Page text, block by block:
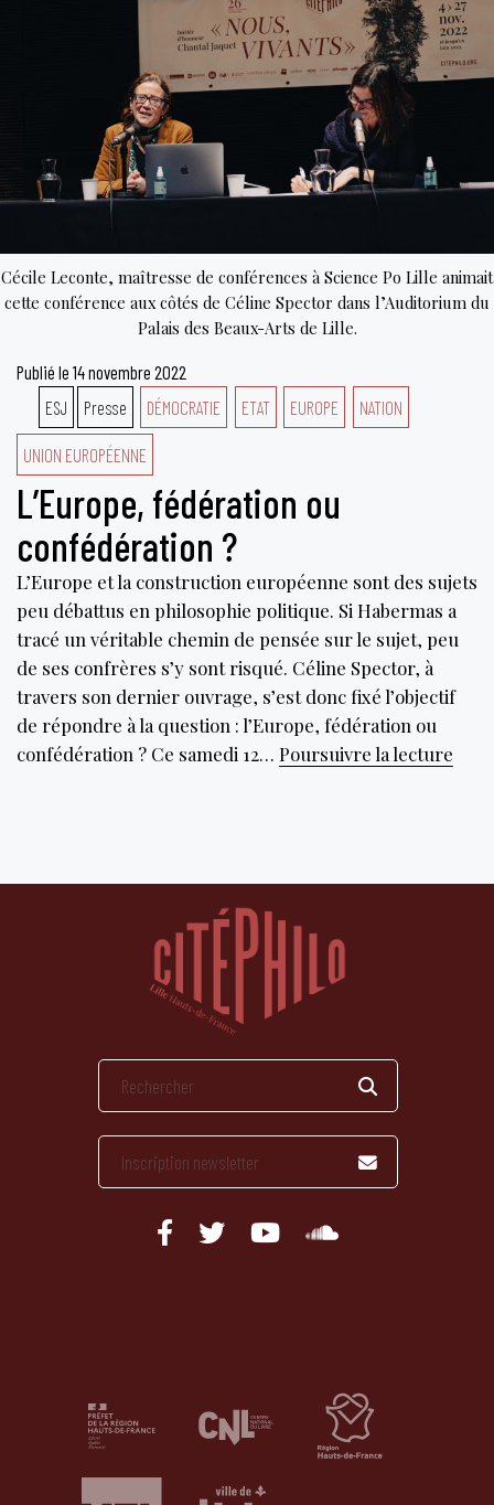
Evénements
et
opinions
au
XXIè
siècle
Cécile Leconte, maîtresse de conférences à Science Po Lille animait
cette conférence aux côtés de Céline Spector dans l’Auditorium du
Palais des Beaux-Arts de Lille.
Publié le 14 novembre 2022
ESJ
Presse DÉMOCRATIE ETAT EUROPE NATION
UNION EUROPÉENNE
L’Europe, fédération ou
confédération ?
L’Europe et la construction européenne sont des sujets
peu débattus en philosophie politique. Si Habermas a
tracé un véritable chemin de pensée sur le sujet, peu
de ses confrères s’y sont risqué. Céline Spector, à
travers son dernier ouvrage, s’est donc fixé l’objectif
de répondre à la question : l’Europe, fédération ou
confédération ? Ce samedi 12… Poursuivre la lecture